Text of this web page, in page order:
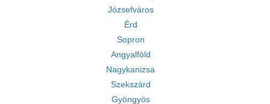
Józsefváros
Érd
Sopron
Angyalföld
Nagykanizsa
Szekszárd
Gyöngyös